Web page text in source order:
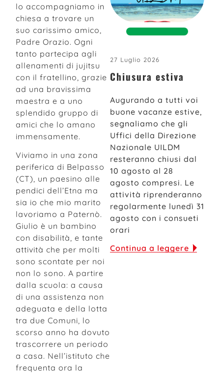
lo accompagniamo in
chiesa a trovare un
suo carissimo amico,
Padre Orazio. Ogni
tanto partecipa agli
allenamenti di jujitsu
con il fratellino, grazie
ad una bravissima
maestra e a uno
splendido gruppo di
amici che lo amano
immensamente.
Viviamo in una zona
periferica di Belpasso
(CT), un paesino alle
pendici dell’Etna ma
sia io che mio marito
lavoriamo a Paternò.
Giulio è un bambino
con disabilità, e tante
attività che per molti
sono scontate per noi
non lo sono. A partire
dalla scuola: a causa
di una assistenza non
adeguata e della lotta
tra due Comuni, lo
scorso anno ha dovuto
trascorrere un periodo
a casa. Nell’istituto che
frequenta ora la
27 Luglio 2026
Chiusura estiva
Augurando a tutti voi
buone vacanze estive,
segnaliamo che gli
Uffici della Direzione
Nazionale UILDM
resteranno chiusi dal
10 agosto al 28
agosto compresi. Le
attività riprenderanno
regolarmente lunedì 31
agosto con i consueti
orari
Continua a leggere